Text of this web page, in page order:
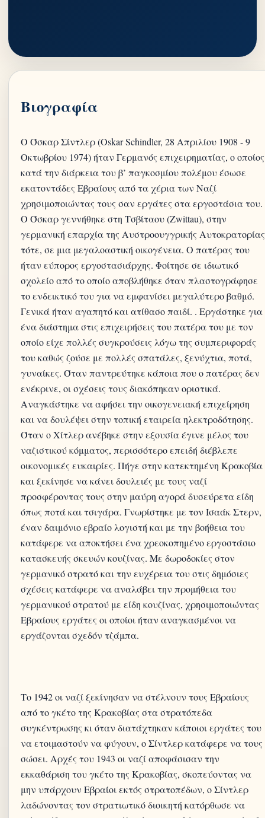
Βιογραφία
Ο Όσκαρ Σίντλερ (Oskar Schindler, 28 Απριλίου 1908 - 9
Οκτωβρίου 1974) ήταν Γερμανός επιχειρηματίας, ο οποίος
κατά την διάρκεια του β’ παγκοσμίου πολέμου έσωσε
εκατοντάδες Εβραίους από τα χέρια των Ναζί
χρησιμοποιώντας τους σαν εργάτες στα εργοστάσια του.
Ο Όσκαρ γεννήθηκε στη Τσβίταου (Zwittau), στην
γερμανική επαρχία της Αυστροουγγρικής Αυτοκρατορίας
τότε, σε μια μεγαλοαστική οικογένεια. Ο πατέρας του
ήταν εύπορος εργοστασιάρχης. Φοίτησε σε ιδιωτικό
σχολείο από το οποίο αποβλήθηκε όταν πλαστογράφησε
το ενδεικτικό του για να εμφανίσει μεγαλύτερο βαθμό.
Γενικά ήταν αγαπητό και ατίθασο παιδί. . Εργάστηκε για
ένα διάστημα στις επιχειρήσεις του πατέρα του με τον
οποίο είχε πολλές συγκρούσεις λόγω της συμπεριφοράς
του καθώς ζούσε με πολλές σπατάλες, ξενύχτια, ποτά,
γυναίκες. Όταν παντρεύτηκε κάποια που ο πατέρας δεν
ενέκρινε, οι σχέσεις τους διακόπηκαν οριστικά.
Αναγκάστηκε να αφήσει την οικογενειακή επιχείρηση
και να δουλέψει στην τοπική εταιρεία ηλεκτροδότησης.
Όταν ο Χίτλερ ανέβηκε στην εξουσία έγινε μέλος του
ναζιστικού κόμματος, περισσότερο επειδή διέβλεπε
οικονομικές ευκαιρίες. Πήγε στην κατεκτημένη Κρακοβία
και ξεκίνησε να κάνει δουλειές με τους ναζί
προσφέροντας τους στην μαύρη αγορά δυσεύρετα είδη
όπως ποτά και τσιγάρα. Γνωρίστηκε με τον Ισαάκ Στερν,
έναν δαιμόνιο εβραίο λογιστή και με την βοήθεια του
κατάφερε να αποκτήσει ένα χρεοκοπημένο εργοστάσιο
κατασκευής σκευών κουζίνας. Με δωροδοκίες στον
γερμανικό στρατό και την ευχέρεια του στις δημόσιες
σχέσεις κατάφερε να αναλάβει την προμήθεια του
γερμανικού στρατού με είδη κουζίνας, χρησιμοποιώντας
Εβραίους εργάτες οι οποίοι ήταν αναγκασμένοι να
Το 1942 οι ναζί ξεκίνησαν να στέλνουν τους Εβραίους
από το γκέτο της Κρακοβίας στα στρατόπεδα
συγκέντρωσης κι όταν διατάχτηκαν κάποιοι εργάτες του
να ετοιμαστούν να φύγουν, ο Σίντλερ κατάφερε να τους
σώσει. Αρχές του 1943 οι ναζί αποφάσισαν την
εκκαθάριση του γκέτο της Κρακοβίας, σκοπεύοντας να
μην υπάρχουν Εβραίοι εκτός στρατοπέδων, ο Σίντλερ
λαδώνοντας τον στρατιωτικό διοικητή κατόρθωσε να